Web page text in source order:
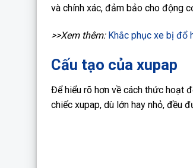
và chính xác, đảm bảo cho động
>>Xem thêm: Khắc phục xe bị đổ
Cấu tạo của xupap
Để hiểu rõ hơn về cách thức hoạt
chiếc xupap, dù lớn hay nhỏ, đều